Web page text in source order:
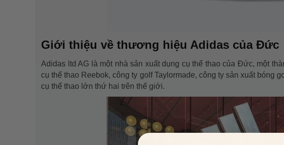
Giới thiệu về thương hiệu Adidas của Đức
Adidas ltd AG là một nhà sản xuất dụng cụ thể thao của Đức, một
cụ thể thao Reebok, công ty golf Taylormade, công ty sản xuất bóng
cụ thể thao lớn thứ hai trên thế giới.